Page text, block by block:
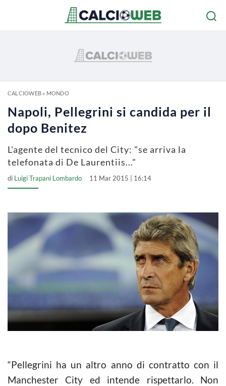
CALCIOWEB» MONDO
Napoli, Pellegrini si candida per il
dopo Benitez
L'agente del tecnico del City: "se arriva la
telefonata di De Laurentiis..."
di Luigi Trapani Lombardo 11 Mar 2015 | 16:14
“Pellegrini ha un altro anno di contratto con il
Manchester City ed intende rispettarlo. Non